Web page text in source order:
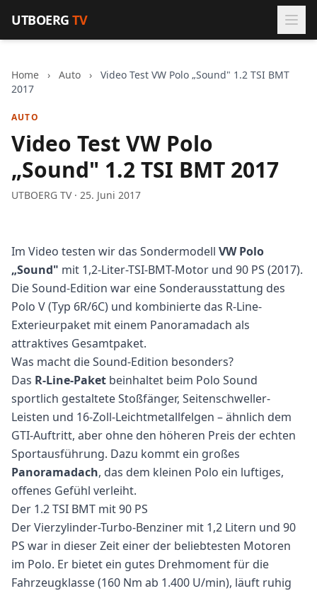
UTBOERGTV
Home › Auto ›
Video Test VW Polo „Sound" 1.2 TSI BMT
2017
AUTO
Video Test VW Polo
„Sound" 1.2 TSI BMT 2017
UTBOERG TV · 25. Juni 2017
Im Video testen wir das Sondermodell VW Polo
„Sound" mit 1,2-Liter-TSI-BMT-Motor und 90 PS (2017).
Die Sound-Edition war eine Sonderausstattung des
Polo V (Typ 6R/6C) und kombinierte das R-Line-
Exterieurpaket mit einem Panoramadach als
attraktives Gesamtpaket.
Was macht die Sound-Edition besonders?
Das R-Line-Paket beinhaltet beim Polo Sound
sportlich gestaltete Stoßfänger, Seitenschweller-
Leisten und 16-Zoll-Leichtmetallfelgen – ähnlich dem
GTI-Auftritt, aber ohne den höheren Preis der echten
Sportausführung. Dazu kommt ein großes
Panoramadach, das dem kleinen Polo ein luftiges,
offenes Gefühl verleiht.
Der 1.2 TSI BMT mit 90 PS
Der Vierzylinder-Turbo-Benziner mit 1,2 Litern und 90
PS war in dieser Zeit einer der beliebtesten Motoren
im Polo. Er bietet ein gutes Drehmoment für die
Fahrzeugklasse (160 Nm ab 1.400 U/min), läuft ruhig